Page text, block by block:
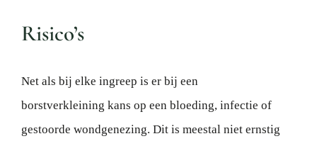
Risico’s
Net als bij elke ingreep is er bij een
borstverkleining kans op een bloeding, infectie of
gestoorde wondgenezing. Dit is meestal niet ernstig